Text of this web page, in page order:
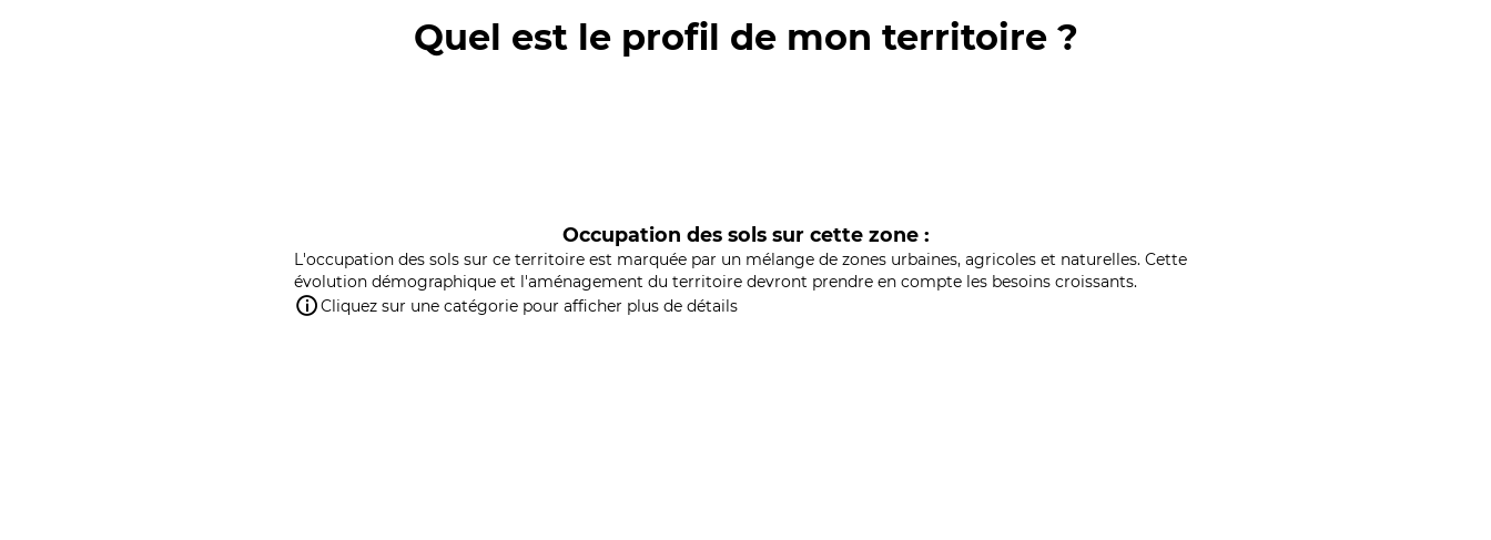
Quel est le profil de mon territoire ?
Occupation des sols sur cette zone :
L'occupation des sols sur ce territoire est marquée par un mélange de zones urbaines, agricoles et naturelles. Cette
évolution démographique et l'aménagement du territoire devront prendre en compte les besoins croissants.
Cliquez sur une catégorie pour afficher plus de détails